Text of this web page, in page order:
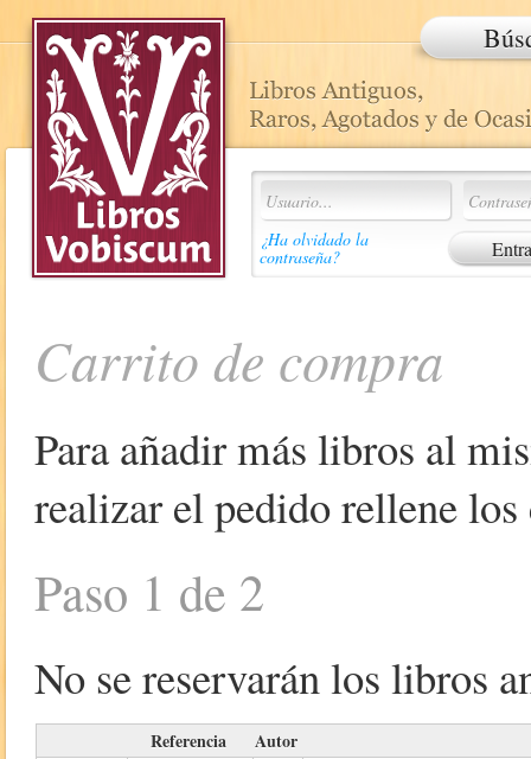
¿Ha olvidado la
contraseña?
Carrito de compra
Para añadir más libros al
realizar el pedido rellene
Paso 1 de 2
No se reservarán los libros
Referencia Autor